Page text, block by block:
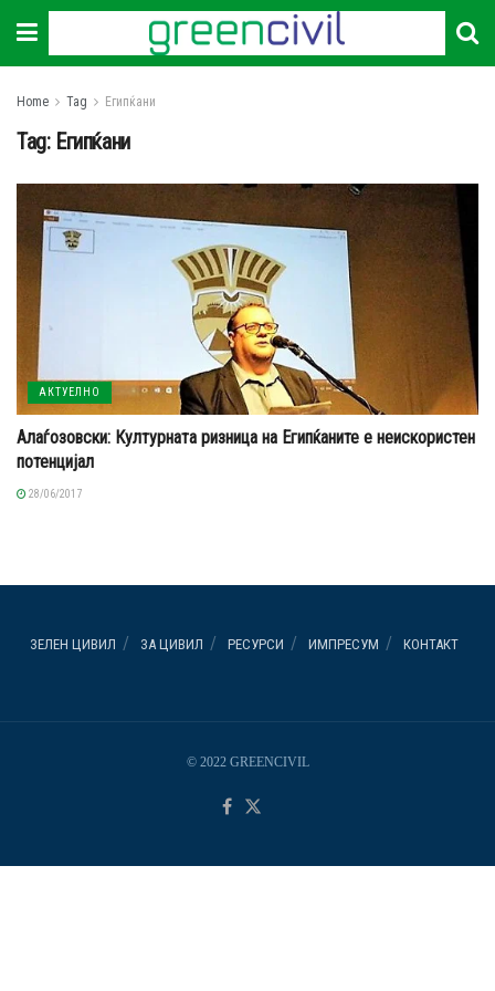
Home Tag Египќани
Tag: Египќани
АКТУЕЛНО
Алаѓозовски: Културната ризница на Египќаните е неискористен
потенцијал
28/06/2017
ЗЕЛЕН ЦИВИЛ ЗА ЦИВИЛ РЕСУРСИ ИМПРЕСУМ КОНТАКТ
© 2022 GREENCIVIL